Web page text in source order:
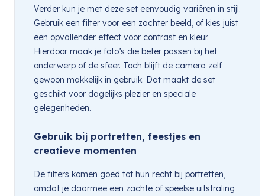
Verder kun je met deze set eenvoudig variëren in stijl.
Gebruik een filter voor een zachter beeld, of kies juist
een opvallender effect voor contrast en kleur.
Hierdoor maak je foto’s die beter passen bij het
onderwerp of de sfeer. Toch blijft de camera zelf
gewoon makkelijk in gebruik. Dat maakt de set
geschikt voor dagelijks plezier en speciale
gelegenheden.
Gebruik bij portretten, feestjes en
creatieve momenten
De filters komen goed tot hun recht bij portretten,
omdat je daarmee een zachte of speelse uitstraling